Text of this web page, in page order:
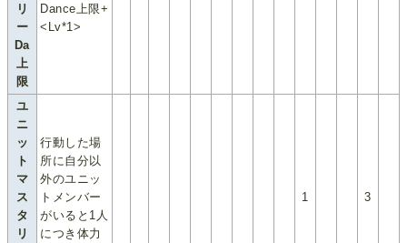
リ
ー
Da
上
限
Dance上限+
<Lv*1>
ユ
ニ
ッ
ト
マ
ス
タ
リ
行動した場
所に自分以
外のユニッ
トメンバー
がいると1人
につき体力
1 3